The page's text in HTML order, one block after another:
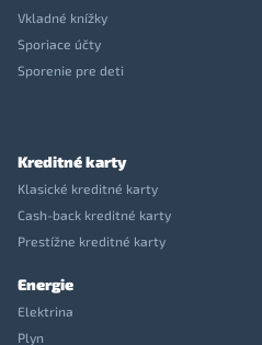
Vkladné knížky
Sporiace účty
Sporenie pre deti
Kreditné karty
Klasické kreditné karty
Cash-back kreditné karty
Prestížne kreditné karty
Energie
Elektrina
Plyn